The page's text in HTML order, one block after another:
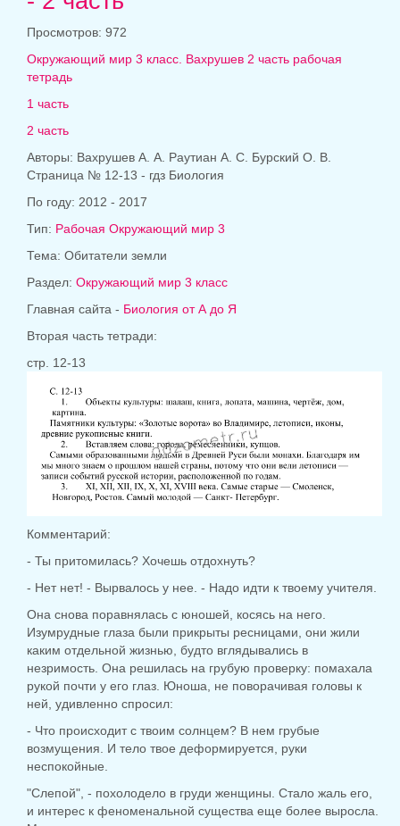
Просмотров: 972
Окружающий мир 3 класс. Вахрушев 2 часть рабочая
тетрадь
1 часть
2 часть
Авторы: Вахрушев А. А. Раутиан А. С. Бурский О. В.
Страница № 12-13 - гдз Биология
По году: 2012 - 2017
Тип: Рабочая Окружающий мир 3
Тема: Обитатели земли
Раздел: Окружающий мир 3 класс
Главная сайта - Биология от А до Я
Вторая часть тетради:
стр. 12-13
Комментарий:
- Ты притомилась? Хочешь отдохнуть?
- Нет нет! - Вырвалось у нее. - Надо идти к твоему учителя.
Она снова поравнялась с юношей, косясь на него.
Изумрудные глаза были прикрыты ресницами, они жили
каким отдельной жизнью, будто вглядывались в
незримость. Она решилась на грубую проверку: помахала
рукой почти у его глаз. Юноша, не поворачивая головы к
ней, удивленно спросил:
- Что происходит с твоим солнцем? В нем грубые
возмущения. И тело твое деформируется, руки
неспокойные.
"Слепой", - похолодело в груди женщины. Стало жаль его,
и интерес к феноменальной существа еще более выросла.